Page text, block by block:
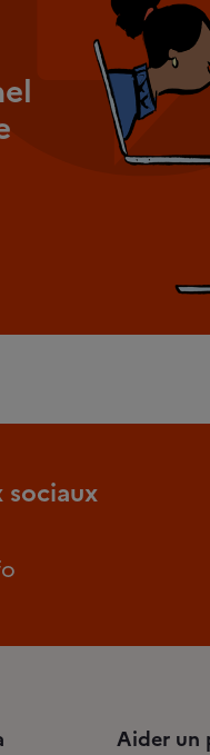
sociaux
Aider un